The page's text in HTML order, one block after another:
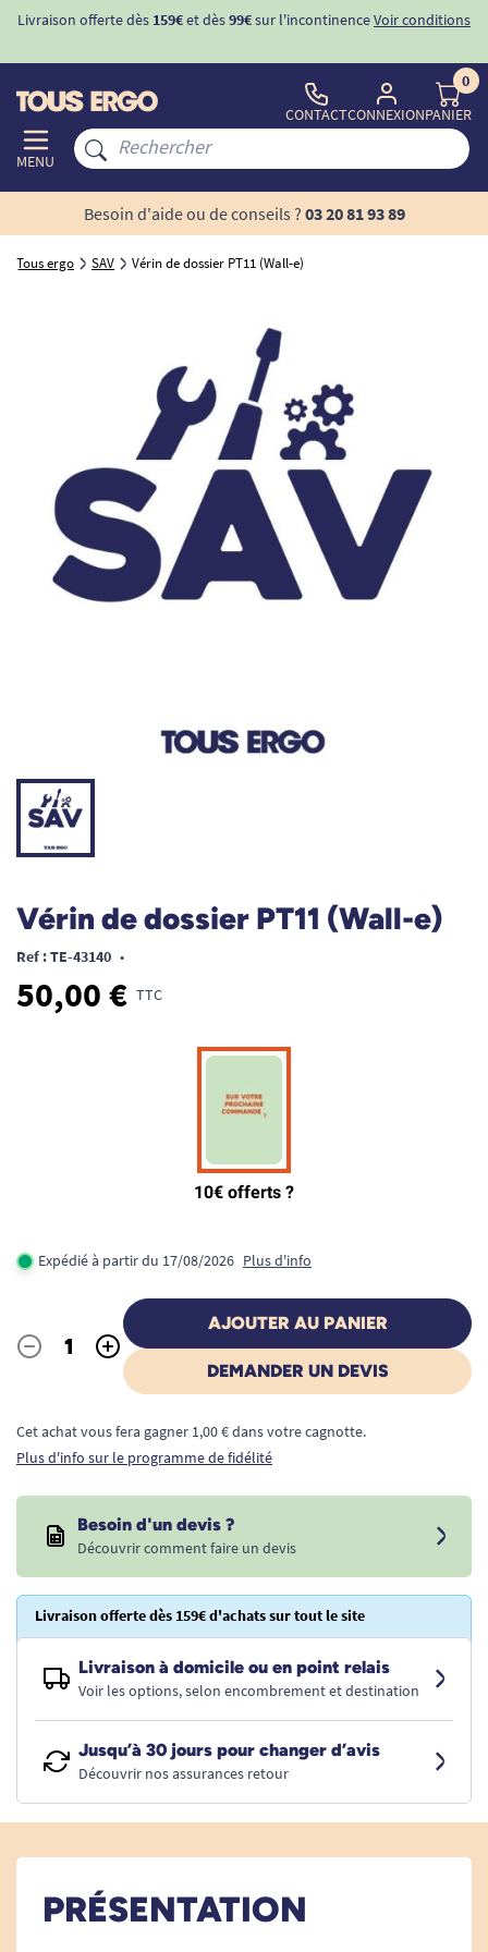
Livraison offerte dès 159€et dès99€sur l'incontinenceVoir conditions
MENU
CONTACTCONNEXION
0
PANIER
Besoin d'aide ou de conseils ? 03 20 81 93 89
Tous ergo SAV Vérin de dossier PT11 (Wall-e)
Vérin de dossier PT11 (Wall-e)
Ref : TE-43140 •
50,00 € TTC
Expédié à partir du 17/08/2026 Plus d'info
Quantité
- +
AJOUTER AU PANIER
DEMANDER UN DEVIS
Cet achat vous fera gagner 1,00 € dans votre cagnotte.
Plus d'info sur le programme de fidélité
Besoin d'un devis ?
Découvrir comment faire un devis
Livraison offerte dès 159€ d'achats sur tout le site
Livraison à domicile ou en point relais
Voir les options, selon encombrement et destination
Jusqu’à 30 jours pour changer d’avis
Découvrir nos assurances retour
PRÉSENTATION